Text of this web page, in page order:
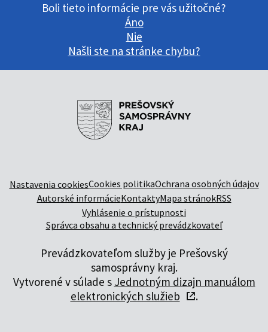
Boli tieto informácie pre vás užitočné?
Áno
Nie
Našli ste na stránke chybu?
Nastavenia cookiesCookies politikaOchrana osobných údajov
Autorské informácieKontaktyMapa stránokRSS
Vyhlásenie o prístupnosti
Správca obsahu a technický prevádzkovateľ
Prevádzkovateľom služby je Prešovský
samosprávny kraj.
Vytvorené v súlade s Jednotným dizajn manuálom
elektronických služieb
.